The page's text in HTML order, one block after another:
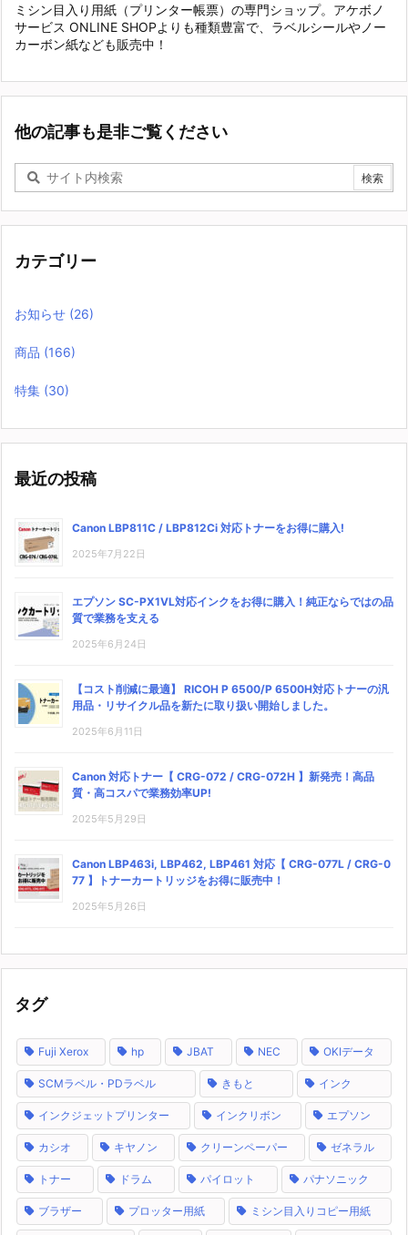
ミシン目入り用紙（プリンター帳票）の専門ショップ。アケボノ
サービス ONLINE SHOPよりも種類豊富で、ラベルシールやノー
カーボン紙なども販売中！
他の記事も是非ご覧ください
カテゴリー
お知らせ (26)
商品 (166)
特集 (30)
最近の投稿
Canon LBP811C / LBP812Ci 対応トナーをお得に購入!
2025年7月22日
エプソン SC-PX1VL対応インクをお得に購入！純正ならではの品
質で業務を支える
2025年6月24日
【コスト削減に最適】 RICOH P 6500/P 6500H対応トナーの汎
用品・リサイクル品を新たに取り扱い開始しました。
2025年6月11日
Canon 対応トナー【 CRG-072 / CRG-072H 】新発売！高品
質・高コスパで業務効率UP!
2025年5月29日
Canon LBP463i, LBP462, LBP461 対応【 CRG-077L / CRG-0
77 】トナーカートリッジをお得に販売中！
2025年5月26日
タグ
Fuji Xerox hp JBAT NEC OKIデータ
SCMラベル・PDラベル きもと インク
インクジェットプリンター インクリボン エプソン
カシオ キヤノン クリーンペーパー ゼネラル
トナー ドラム パイロット パナソニック
ブラザー プロッター用紙 ミシン目入りコピー用紙